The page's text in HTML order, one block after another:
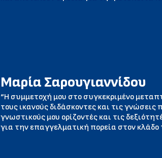
Μαρία Σαρουγιαννίδου
“Η συμμετοχή μου στο συγκεκριμένο
τους ικανούς διδάσκοντες και τις
γνωστικούς μου ορίζοντές και τις
για την επαγγελματική πορεία στον